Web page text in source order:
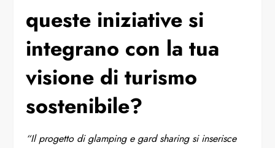
queste iniziative si
integrano con la tua
visione di turismo
sostenibile?
“Il progetto di glamping e gard sharing si inserisce